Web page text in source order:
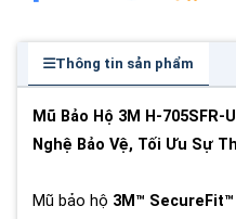
Thông tin sản phẩm
Mũ Bảo Hộ 3M H-
Nghệ Bảo Vệ, Tối Ưu Sự
Mũ bảo hộ 3M™